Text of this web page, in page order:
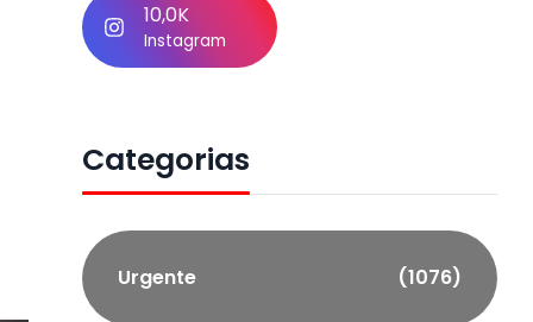
10,0K
Instagram
Categorias
Urgente (1076)